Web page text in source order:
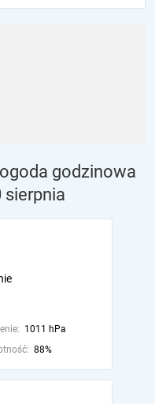
godzinowa
sierpnia
1011 hPa
88%